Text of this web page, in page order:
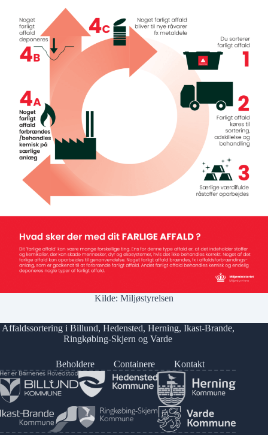
Kilde: Miljøstyrelsen
Affaldssortering i Billund, Hedensted, Herning, Ikast-Brande,
Ringkøbing-Skjern ogVarde
Beholdere Containere Kontakt